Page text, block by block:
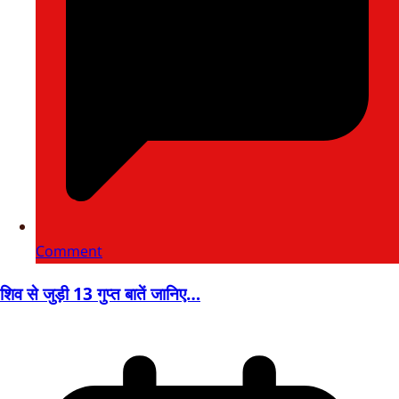
Comment
शिव से जुड़ी 13 गुप्त बातें जानिए…